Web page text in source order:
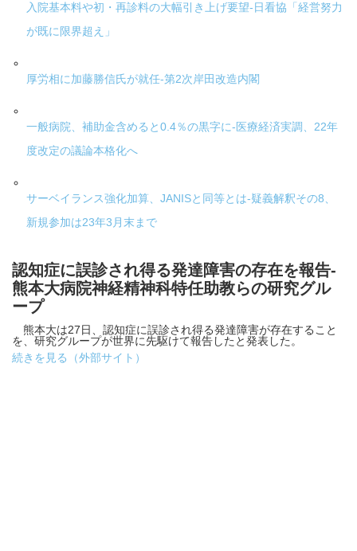
入院基本料や初・再診料の大幅引き上げ要望-日看協「経営努力
が既に限界超え」
厚労相に加藤勝信氏が就任-第2次岸田改造内閣
一般病院、補助金含めると0.4％の黒字に-医療経済実調、22年
度改定の議論本格化へ
サーベイランス強化加算、JANISと同等とは-疑義解釈その8、
新規参加は23年3月末まで
認知症に誤診され得る発達障害の存在を報告-
熊本大病院神経精神科特任助教らの研究グル
ープ
熊本大は27日、認知症に誤診され得る発達障害が存在すること
を、研究グループが世界に先駆けて報告したと発表した。
続きを見る（外部サイト）